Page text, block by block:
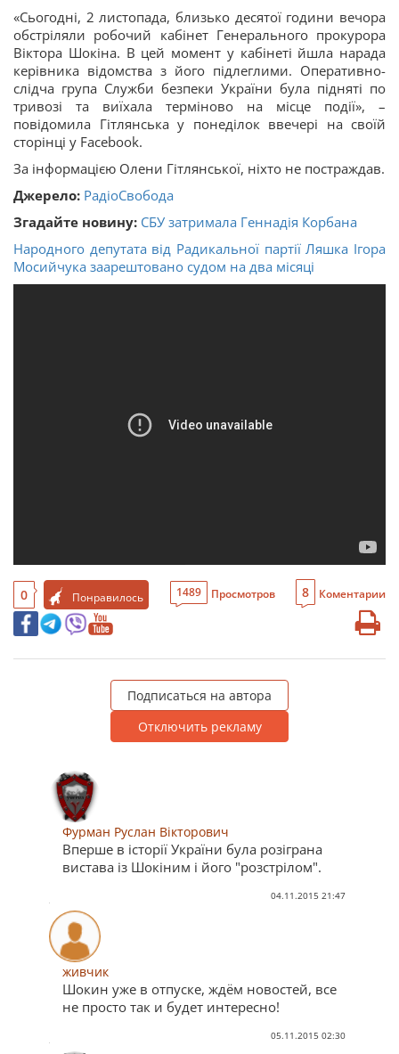
«Сьогодні, 2 листопада, близько десятої години вечора
обстріляли робочий кабінет Генерального прокурора
Віктора Шокіна. В цей момент у кабінеті йшла нарада
керівника відомства з його підлеглими. Оперативно-
слідча група Служби безпеки України була підняті по
тривозі та виїхала терміново на місце події», –
повідомила Гітлянська у понеділок ввечері на своїй
сторінці у Facebook.
За інформацією Олени Гітлянської, ніхто не постраждав.
Джерело: РадіоСвобода
Згадайте новину: СБУ затримала Геннадія Корбана
Народного депутата від Радикальної партії Ляшка Ігора
Мосийчука заарештовано судом на два місяці
0 Понравилось 1489 Просмотров 8 Коментарии
Подписаться на автора
Отключить рекламу
Фурман Руслан Вікторович
Вперше в історії України була розіграна
вистава із Шокіним і його "розстрілом".
04.11.2015 21:47
живчик
Шокин уже в отпуске, ждём новостей, все
не просто так и будет интересно!
05.11.2015 02:30